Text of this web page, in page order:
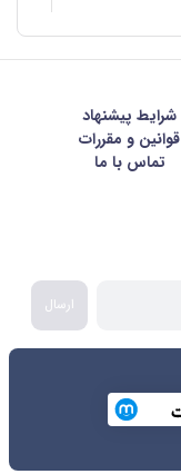
شرايط پيشنهاد
قوانین و مقررات
تماس با ما
ارسال